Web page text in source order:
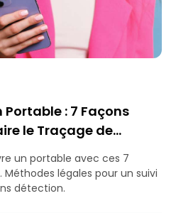
: 7 Façons
le Traçage de
un portable avec ces 7
légales pour un suivi
détection.